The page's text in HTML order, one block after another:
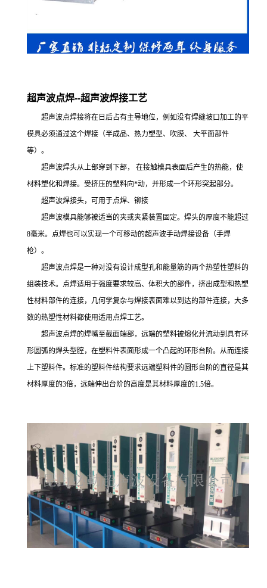
超声波点焊--超声波焊接工艺
超声波点焊接将在日后占有主导地位，例如没有焊缝坡口加工的平
模具必须通过这个焊接（半成品、热力塑型、吹膜、 大平面部件
等）。
超声波焊头从上部穿到下部， 在接触模具表面后产生的热能，使
材料塑化和焊接。受挤压的塑料向*动，并形成一个环形突起部分。
超声波焊接头，可用于点焊、铆接
超声波模具能够被适当的夹或夹紧装置固定。焊头的厚度不能超过
8毫米。点焊也可以实现一个可移动的超声波手动焊接设备（手焊
枪）。
超声波点焊是一种对没有设计成型孔和能量筋的两个热塑性塑料的
组装技术。点焊适用于强度要求较高、体积大的部件，挤出成型和热塑
性材料部件的连接，几何学复杂与焊接表面难以到达的部件连接，大多
数的热塑性材料都使用适用点焊工艺。
超声波点焊的焊嘴至截面端部，远端的塑料被熔化并流动到具有环
形圆弧的焊头型腔，在塑料件表面形成一个凸起的环形台阶。从而连接
上下塑料件。标准的塑料件结构要求远端塑料件的圆形台阶的直径是其
材料厚度的3倍，远端伸出台阶的高度是其材料厚度的1.5倍。